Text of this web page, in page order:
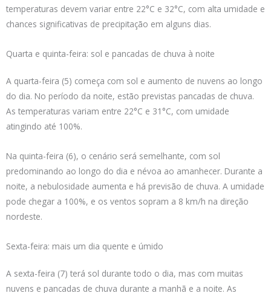
temperaturas devem variar entre 22°C e 32°C, com alta umidade e
chances significativas de precipitação em alguns dias.
Quarta e quinta-feira: sol e pancadas de chuva à noite
A quarta-feira (5) começa com sol e aumento de nuvens ao longo
do dia. No período da noite, estão previstas pancadas de chuva.
As temperaturas variam entre 22°C e 31°C, com umidade
atingindo até 100%.
Na quinta-feira (6), o cenário será semelhante, com sol
predominando ao longo do dia e névoa ao amanhecer. Durante a
noite, a nebulosidade aumenta e há previsão de chuva. A umidade
pode chegar a 100%, e os ventos sopram a 8 km/h na direção
nordeste.
Sexta-feira: mais um dia quente e úmido
A sexta-feira (7) terá sol durante todo o dia, mas com muitas
nuvens e pancadas de chuva durante a manhã e a noite. As